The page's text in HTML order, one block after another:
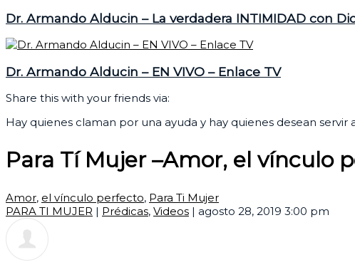
Dr. Armando Alducin – La verdadera INTIMIDAD con
Dr. Armando Alducin – EN VIVO – Enlace TV
Share this with your friends via:
Hay quienes claman por una ayuda y hay quienes desean
Para Tí Mujer –Amor, el vínculo
Amor, el vínculo perfecto, Para Ti Mujer
PARA TI MUJER | Prédicas, Videos | agosto 28, 2019 3:00 pm